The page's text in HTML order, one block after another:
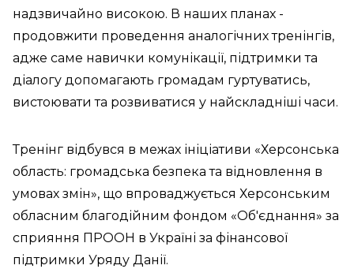
надзвичайно високою. В наших планах -
продовжити проведення аналогічних тренінгів,
адже саме навички комунікації, підтримки та
діалогу допомагають громадам гуртуватись,
вистоювати та розвиватися у найскладніші часи.
Тренінг відбувся в межах ініціативи «Херсонська
область: громадська безпека та відновлення в
умовах змін», що впроваджується Херсонським
обласним благодійним фондом «Об'єднання» за
сприяння ПРООН в Україні за фінансової
підтримки Уряду Данії.